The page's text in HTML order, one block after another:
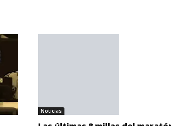
Noticias